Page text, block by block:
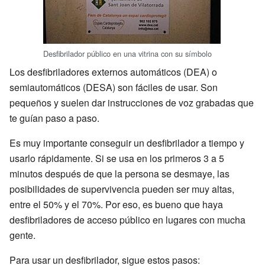
Desfibrilador público en una vitrina con su símbolo
Los desfibriladores externos automáticos (DEA) o
semiautomáticos (DESA) son fáciles de usar. Son
pequeños y suelen dar instrucciones de voz grabadas que
te guían paso a paso.
Es muy importante conseguir un desfibrilador a tiempo y
usarlo rápidamente. Si se usa en los primeros 3 a 5
minutos después de que la persona se desmaye, las
posibilidades de supervivencia pueden ser muy altas,
entre el 50% y el 70%. Por eso, es bueno que haya
desfibriladores de acceso público en lugares con mucha
gente.
Para usar un desfibrilador, sigue estos pasos: